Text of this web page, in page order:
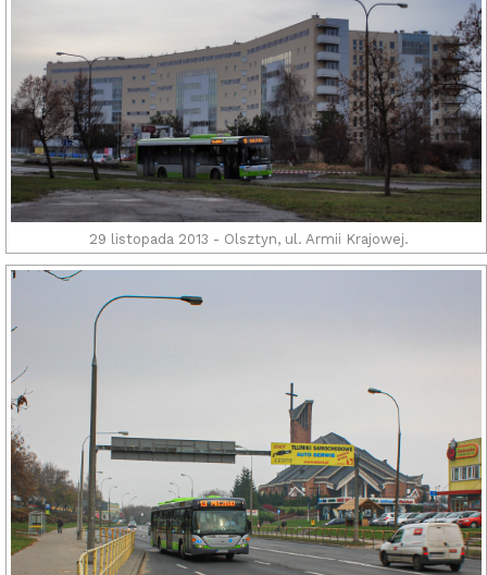
29 listopada 2013 - Olsztyn, ul. Armii Krajowej.